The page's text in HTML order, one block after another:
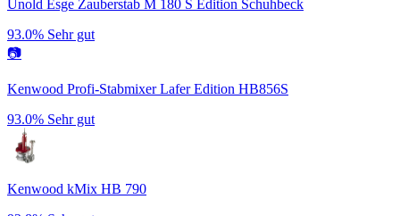
Unold Esge Zauberstab M 180 S Edition Schuhbeck
93.0% Sehr gut
📷
Kenwood Profi-Stabmixer Lafer Edition HB856S
93.0% Sehr gut
Kenwood kMix HB 790